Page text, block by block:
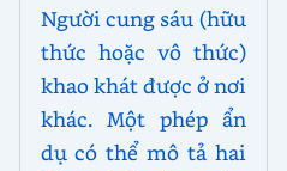
Người cung sáu (hữu
thức hoặc vô thức)
khao khát được ở nơi
khác. Một phép ẩn
dụ có thể mô tả hai